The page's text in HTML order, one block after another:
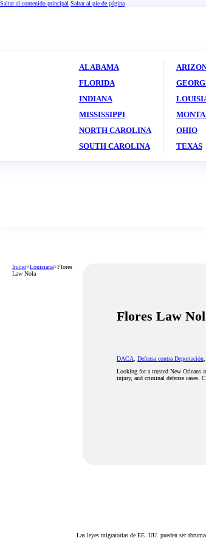
Saltar al contenido principal Saltar al pie de página
ALABAMA
FLORIDA
INDIANA
MISSISSIPPI
NORTH CAROLINA
OHIO
SOUTH CAROLINA
TEXAS
Inicio>Louisiana>Flores
Law Nola
Flores Law
DACA, Defensa contra Deportación,
Looking for a trusted New Orleans
injury, and criminal defense cases.
Las leyes migratorias de EE. UU. pueden ser